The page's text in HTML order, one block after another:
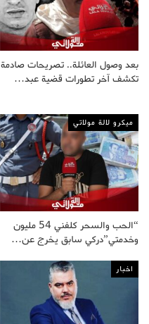
بعد وصول العائلة.. تصريحات صادمة
تكشف آخر تطورات قضية عبد…
ميكرو لالة مولاتي
“الحب والسحر كلفني 54 مليون
وخدمتي”دركي سابق يخرج عن…
اخبار